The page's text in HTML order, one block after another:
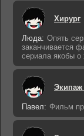
Хирург
Люда: Опять
заканчивается
сериала якобы о
Экипаж
Павел: Фильм